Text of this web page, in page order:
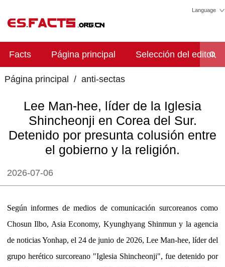
Language
Facts Página principal Selección del editor
Página principal / anti-sectas
Lee Man-hee, líder de la Iglesia
Shincheonji en Corea del Sur.
Detenido por presunta colusión entre
el gobierno y la religión.
2026-07-06
Según informes de medios de comunicación surcoreanos como
Chosun Ilbo, Asia Economy, Kyunghyang Shinmun y la agencia
de noticias Yonhap, el 24 de junio de 2026, Lee Man-hee, líder del
grupo herético surcoreano "Iglesia Shincheonji", fue detenido por